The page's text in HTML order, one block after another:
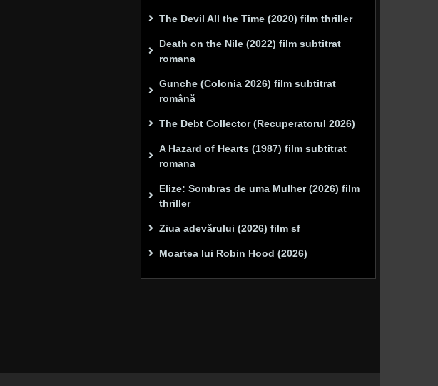
The Devil All the Time (2020) film thriller
Death on the Nile (2022) film subtitrat
romana
Gunche (Colonia 2026) film subtitrat
română
The Debt Collector (Recuperatorul 2026)
A Hazard of Hearts (1987) film subtitrat
romana
Elize: Sombras de uma Mulher (2026) film
thriller
Ziua adevărului (2026) film sf
Moartea lui Robin Hood (2026)